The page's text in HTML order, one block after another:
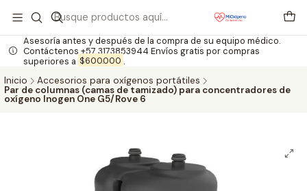
Asesoría antes y después de la compra de su equipo médico.
Contáctenos +57 3173853944 Envíos gratis por compras
superiores a $600.000 .
Inicio
Accesorios para oxígenos portátiles
Par de columnas (camas de tamizado) para concentradores de
oxígeno Inogen One G5/Rove 6